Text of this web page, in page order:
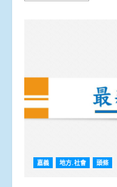
嘉義 地方.社會 頭條